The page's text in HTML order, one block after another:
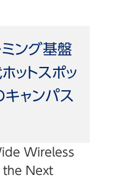
ング基盤
ットスポッ
ャンパス
Wireless
the Next